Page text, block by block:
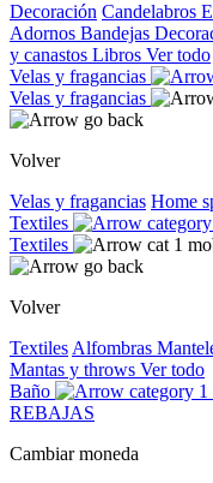
Decoración Candelabros
Adornos Bandejas
y canastos Libros Ver todo
Velas y fragancias
Velas y fragancias
Volver
Velas y fragancias Home
Textiles
Textiles
Volver
Textiles Alfombras
Mantas y throws Ver todo
Baño
REBAJAS
Cambiar moneda